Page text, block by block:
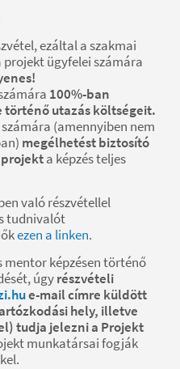
ezáltal a szakmai
projekt ügyfelei számára
100%-ban
történő utazás költségeit.
(amennyiben nem
megélhetést biztosító
a képzés teljes
való részvétellel
tudnivalót
ezen a linken.
képzésen történő
úgyrészvételi
e-mail címre küldött
hely, illetve
tudja jelezni a Projekt
munkatársai fogják